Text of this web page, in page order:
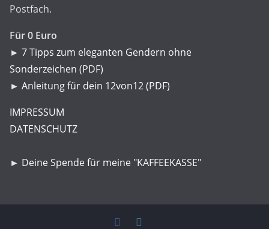
Postfach.
Für 0 Euro
► 7 Tipps zum eleganten Gendern ohne
Sonderzeichen (PDF)
► Anleitung für dein 12von12 (PDF)
IMPRESSUM
DATENSCHUTZ
► Deine Spende für meine "KAFFEEKASSE"